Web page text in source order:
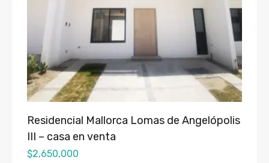
Residencial Mallorca Lomas de Angelópolis
III – casa en venta
$2,650,000